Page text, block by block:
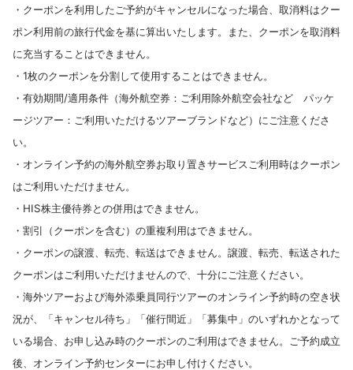
・クーポンを利用したご予約がキャンセルになった場合、取消料はクー
ポン利用前の旅行代金を基に算出いたします。また、クーポンを取消料
に充当することはできません。
・1枚のクーポンを分割して使用することはできません。
・有効期間/適用条件（海外航空券：ご利用除外航空会社など パッケ
ージツアー：ご利用いただけるツアーブランドなど）にご注意くださ
い。
・オンライン予約の海外航空券お取り置きサービスご利用時はクーポン
はご利用いただけません。
・HIS株主優待券との併用はできません。
・割引（クーポンを含む）の重複利用はできません。
・クーポンの譲渡、転売、転送はできません。譲渡、転売、転送された
クーポンはご利用いただけませんので、十分にご注意ください。
・海外ツアーおよび海外添乗員同行ツアーのオンライン予約時の空き状
況が、「キャンセル待ち」「催行間近」「募集中」のいずれかとなって
いる場合、お申し込み時のクーポンのご利用はできません。ご予約成立
後、オンライン予約センターにお申し付けください。